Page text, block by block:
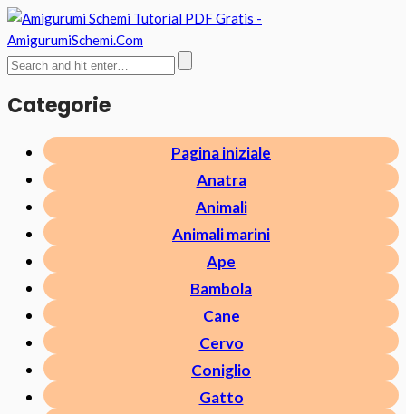
Categorie
Pagina iniziale
Anatra
Animali
Animali marini
Ape
Bambola
Cane
Cervo
Coniglio
Gatto